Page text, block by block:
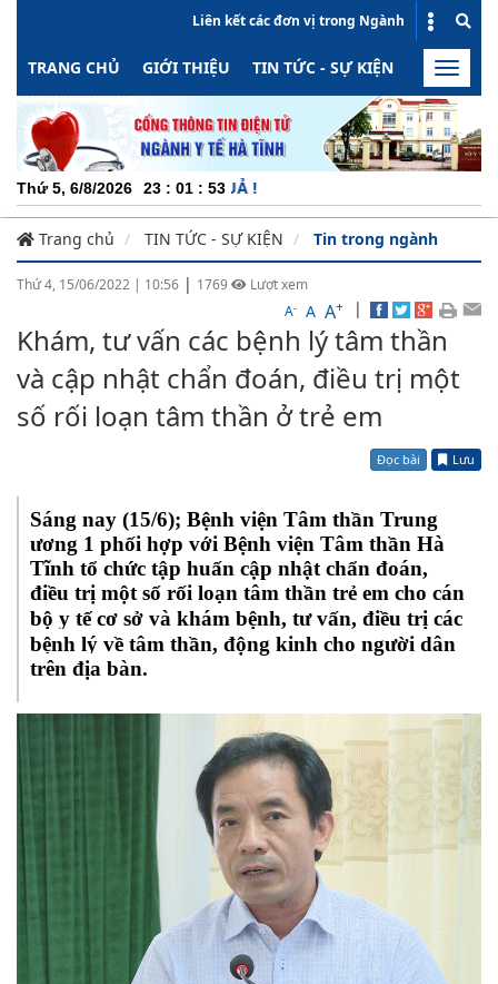
Liên kết các đơn vị trong Ngành
TRANG CHỦ GIỚI THIỆU TIN TỨC - SỰ KIỆN HOẠT
Toggle
Thứ 5, 6/8/2026 23 : 01 : 53
Trang chủ TIN TỨC - SỰ KIỆN Tin trong ngành
Thứ 4, 15/06/2022 | 10:56 | 1769
Lượt xem
A- A A+ |
Khám, tư vấn các bệnh lý tâm thần
và cập nhật chẩn đoán, điều trị một
số rối loạn tâm thần ở trẻ em
Đọc bài Lưu
Sáng nay (15/6); Bệnh viện Tâm thần Trung
ương 1 phối hợp với Bệnh viện Tâm thần Hà
Tĩnh tổ chức tập huấn cập nhật chẩn đoán,
điều trị một số rối loạn tâm thần trẻ em cho cán
bộ y tế cơ sở và khám bệnh, tư vấn, điều trị các
bệnh lý về tâm thần, động kinh cho người dân
trên địa bàn.